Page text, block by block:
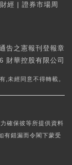
經 | 證券市場周
告之憲報刊登報章
華控股有限公司
,未經同意不得轉載。
確保彼等所提供資料
有錯漏而令閣下蒙受